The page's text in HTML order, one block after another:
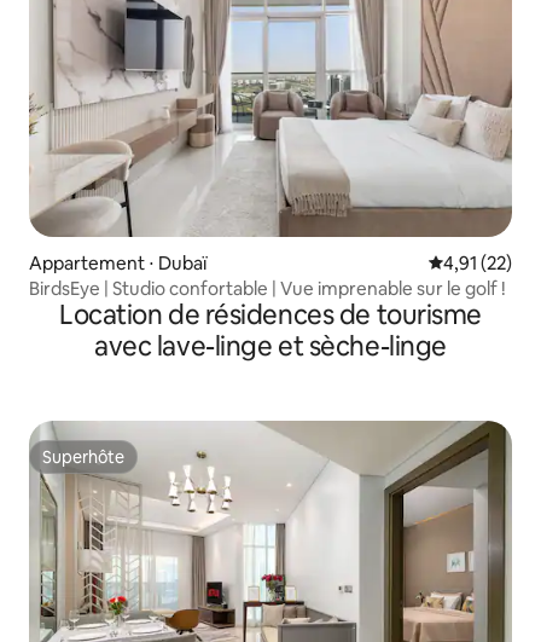
Appartement ⋅ Dubaï Évaluation
4,91 (22)
BirdsEye | Studio confortable | Vue imprenable sur le golf !
Location de résidences de tourisme
avec lave-linge et sèche-linge
Superhôte
Superhôte